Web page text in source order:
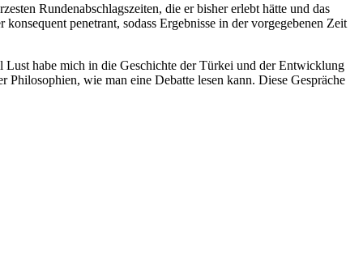
Rundenabschlagszeiten, die er bisher erlebt hätte und das
penetrant, sodass Ergebnisse in der vorgegebenen Zeit
habe mich in die Geschichte der Türkei und der Entwicklung
wie man eine Debatte lesen kann. Diese Gespräche